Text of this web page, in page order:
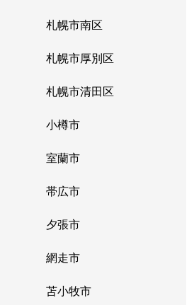
新道東
新道東
北34条
北34条
新道東
新道東
新道東
新道東
麻生
札幌市南区
札幌市厚別区
札幌市清田区
小樽市
室蘭市
帯広市
夕張市
網走市
苫小牧市